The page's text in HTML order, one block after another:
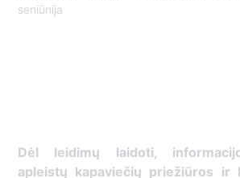
seniūnija
Dėl leidimų laidoti,
apleistų kapaviečių priežiūros ir